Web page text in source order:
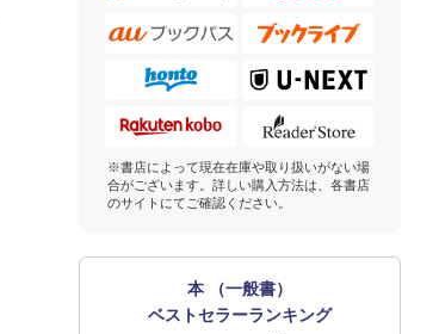
※書店によって現在在庫や取り扱いがない場
合がございます。詳しい購入方法は、各書店
のサイトにてご確認ください。
本 （一般書）
ベストセラーランキング